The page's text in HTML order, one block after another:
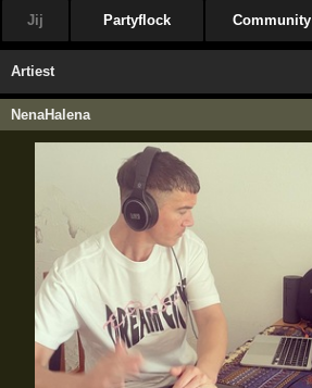
Jij Partyflock Community
Artiest
NenaHalena